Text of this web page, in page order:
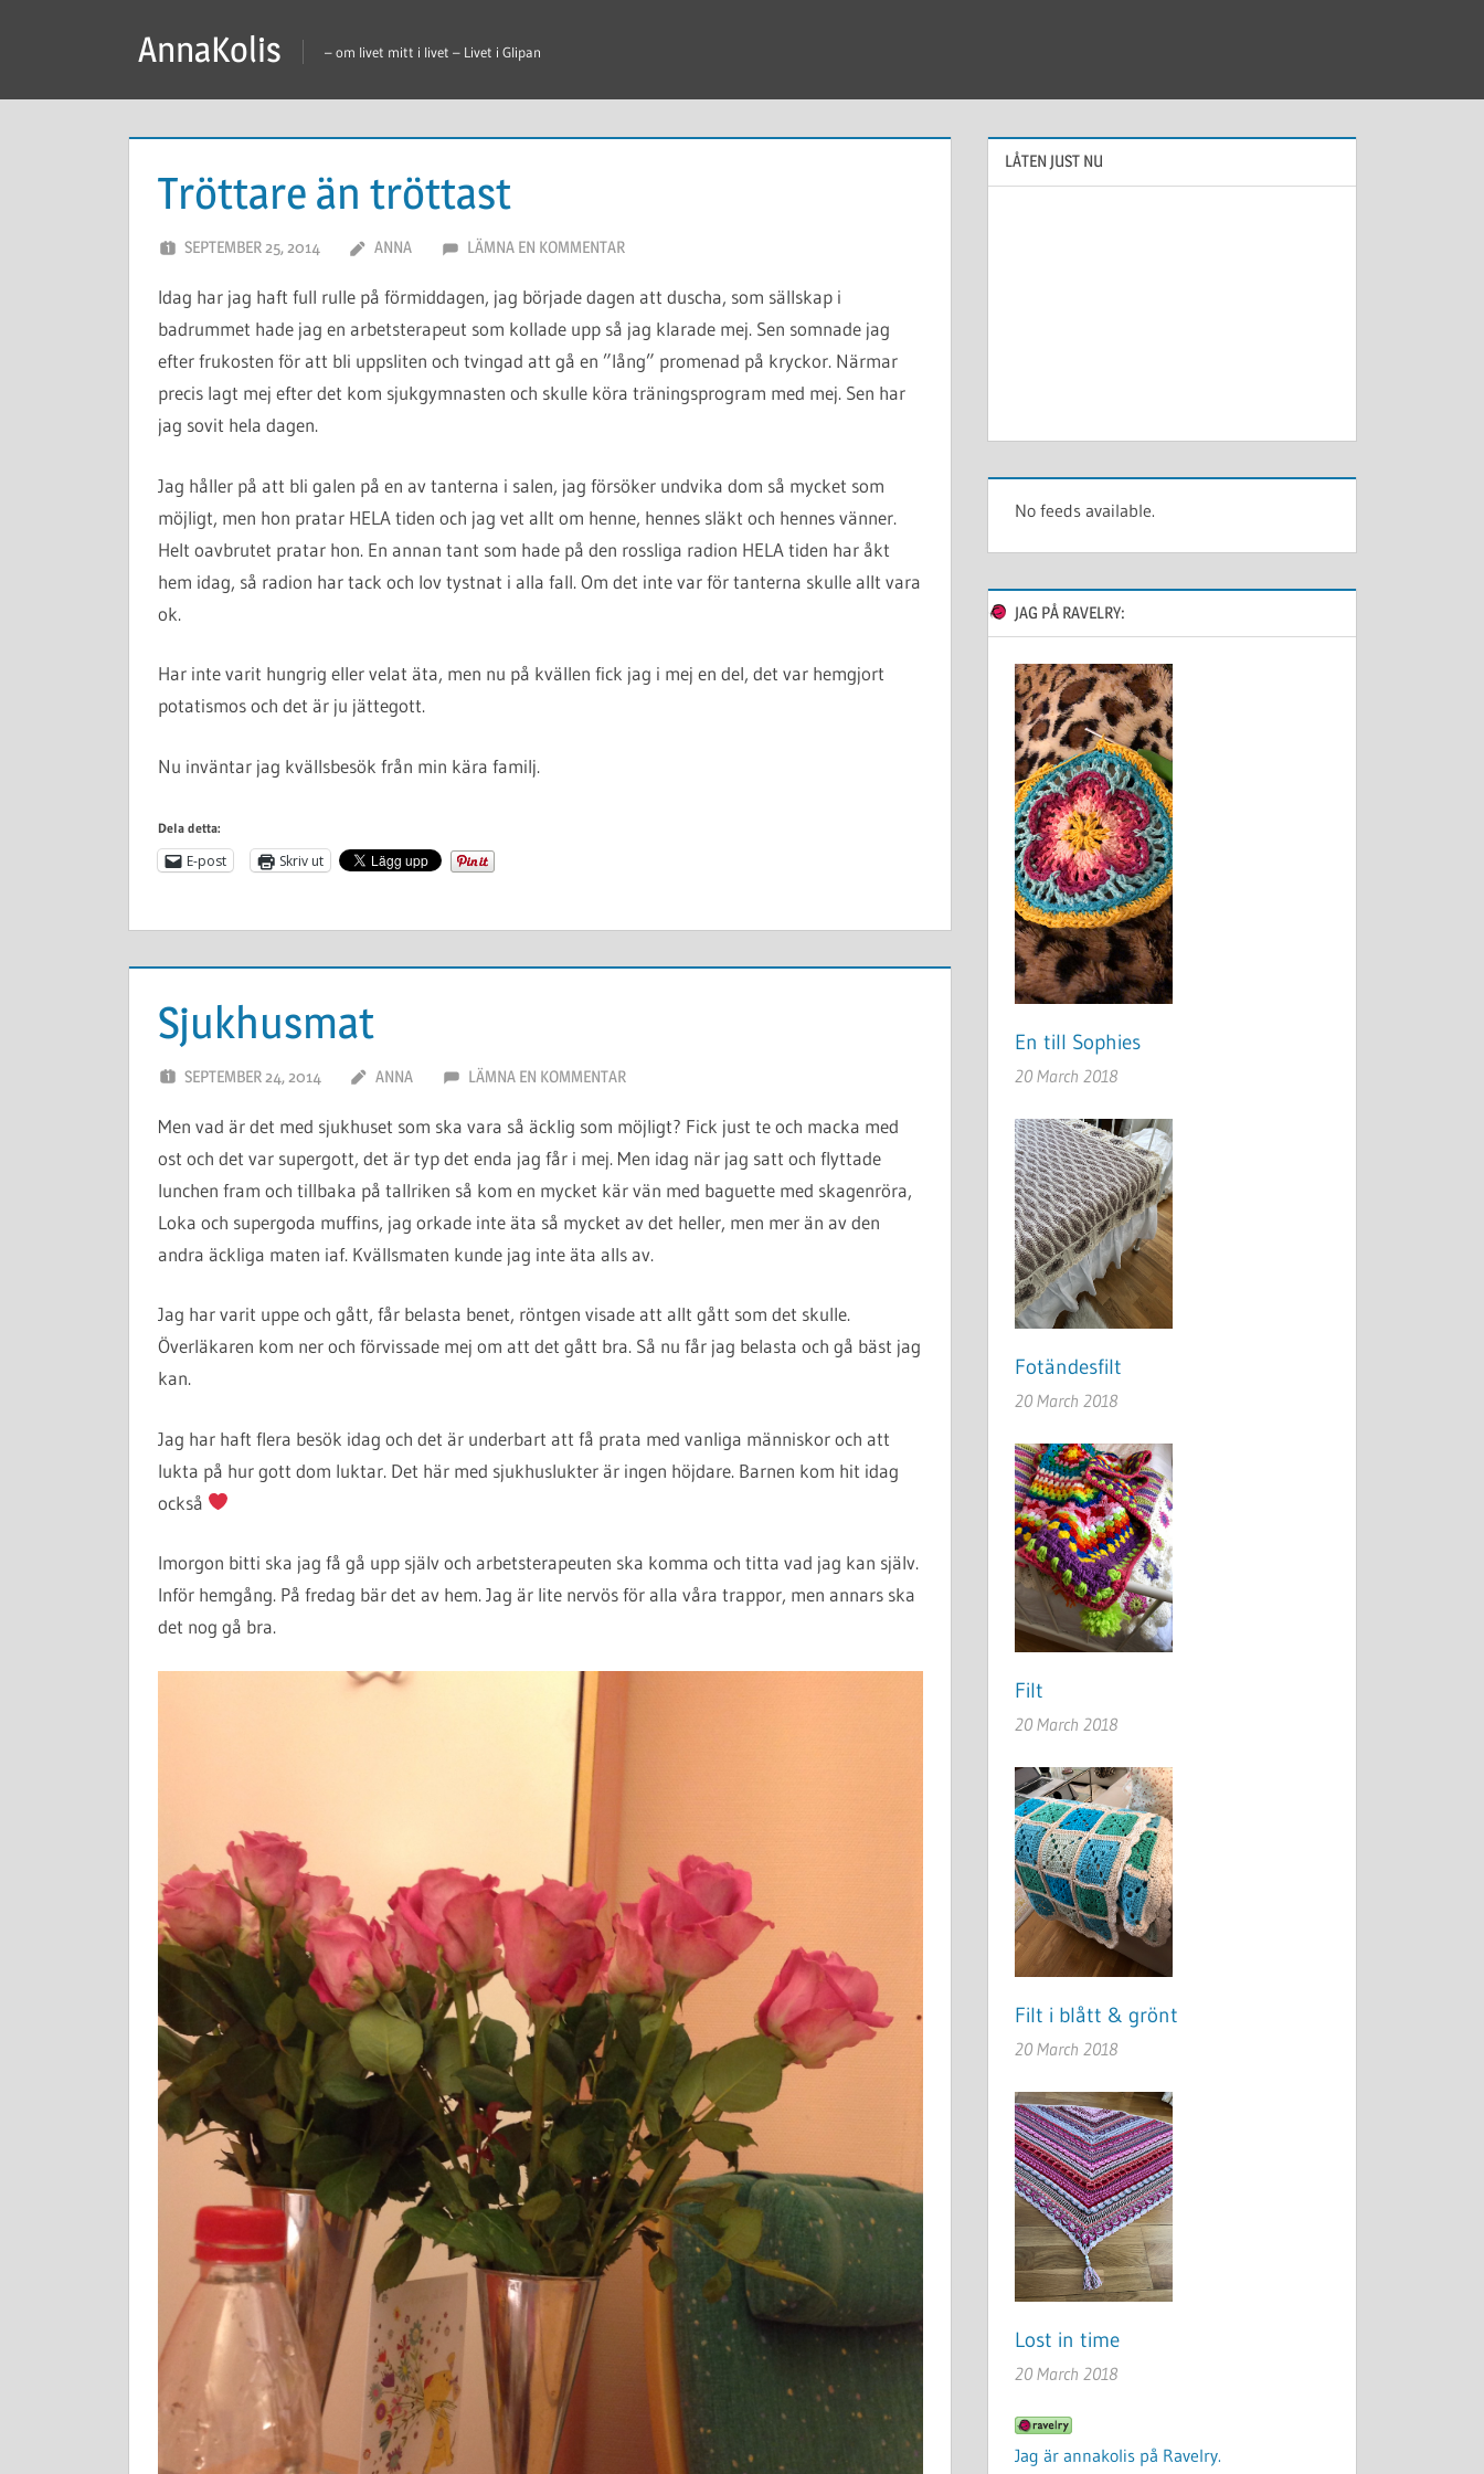
AnnaKolis – om livet mitt i livet – Livet i Glipan
Tröttare än tröttast
SEPTEMBER 25, 2014 ANNA LÄMNA EN KOMMENTAR
Idag har jag haft full rulle på förmiddagen, jag började dagen att duscha, som sällskap i
badrummet hade jag en arbetsterapeut som kollade upp så jag klarade mej. Sen somnade jag
efter frukosten för att bli uppsliten och tvingad att gå en ”lång” promenad på kryckor. Närmar
precis lagt mej efter det kom sjukgymnasten och skulle köra träningsprogram med mej. Sen har
jag sovit hela dagen.
Jag håller på att bli galen på en av tanterna i salen, jag försöker undvika dom så mycket som
möjligt, men hon pratar HELA tiden och jag vet allt om henne, hennes släkt och hennes vänner.
Helt oavbrutet pratar hon. En annan tant som hade på den rossliga radion HELA tiden har åkt
hem idag, så radion har tack och lov tystnat i alla fall. Om det inte var för tanterna skulle allt vara
ok.
Har inte varit hungrig eller velat äta, men nu på kvällen fick jag i mej en del, det var hemgjort
potatismos och det är ju jättegott.
Nu inväntar jag kvällsbesök från min kära familj.
Dela detta:
E-post Skriv ut
Sjukhusmat
SEPTEMBER 24, 2014 ANNA LÄMNA EN KOMMENTAR
Men vad är det med sjukhuset som ska vara så äcklig som möjligt? Fick just te och macka med
ost och det var supergott, det är typ det enda jag får i mej. Men idag när jag satt och flyttade
lunchen fram och tillbaka på tallriken så kom en mycket kär vän med baguette med skagenröra,
Loka och supergoda muffins, jag orkade inte äta så mycket av det heller, men mer än av den
andra äckliga maten iaf. Kvällsmaten kunde jag inte äta alls av.
Jag har varit uppe och gått, får belasta benet, röntgen visade att allt gått som det skulle.
Överläkaren kom ner och förvissade mej om att det gått bra. Så nu får jag belasta och gå bäst jag
kan.
Jag har haft flera besök idag och det är underbart att få prata med vanliga människor och att
lukta på hur gott dom luktar. Det här med sjukhuslukter är ingen höjdare. Barnen kom hit idag
också
Imorgon bitti ska jag få gå upp själv och arbetsterapeuten ska komma och titta vad jag kan själv.
Inför hemgång. På fredag bär det av hem. Jag är lite nervös för alla våra trappor, men annars ska
det nog gå bra.
LÅTEN JUST NU
No feeds available.
JAG PÅ RAVELRY:
En till Sophies
20 March 2018
Fotändesfilt
20 March 2018
Filt
20 March 2018
Filt i blått & grönt
20 March 2018
Lost in time
20 March 2018
Jag är annakolis på Ravelry.